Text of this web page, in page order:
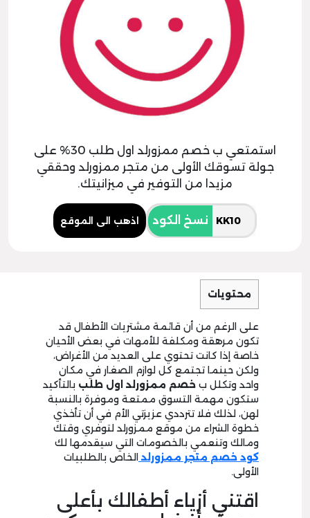
استمتعي ب خصم ممزورلد اول طلب 30% على
جولة تسوقك الأولى من متجر ممزورلد وحققي
مزيدا من التوفير في ميزانيتك.
نسخ الكود اذهب الى الموقع
محتويات
على الرغم من أن قائمة مشتريات الأطفال قد
تكون مرهقة ومكلفة للأمهات في بعض الأحيان
خاصة إذا كانت تحتوي على العديد من الأغراض،
ولكن حينما تجتمع كل لوازم الصغار في مكان
واحد وتكلل ب خصم ممزورلد اول طلب بالتأكيد
ستكون مهمة التسوق ممتعة وموفرة بالنسبة
لهن، لذلك فلا تترددي عزيزتي الأم في أن تأخذي
خطوة الشراء من موقع ممزورلد لتوفري وقتك
ومالك وتنعمي بالخصومات التي سيقدمها لك
كود خصم متجر ممزورلد الخاص بالطلبيات
الأولى.
اقتني أزياء أطفالك بأعلى